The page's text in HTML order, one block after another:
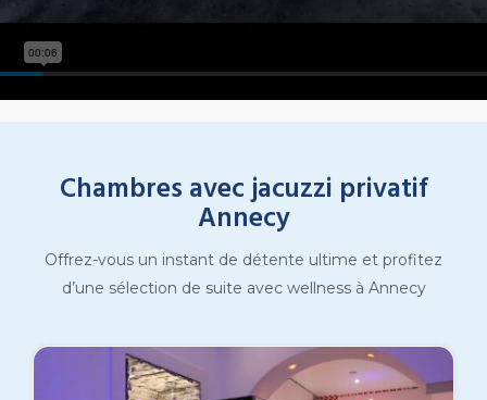
Chambres avec jacuzzi privatif
Annecy
Offrez-vous un instant de détente ultime et profitez
d’une sélection de suite avec wellness à Annecy